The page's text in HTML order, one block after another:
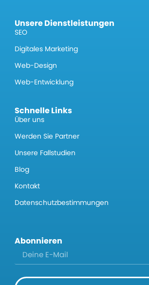
Unsere Dienstleistungen
SEO
Digitales Marketing
Web-Design
Web-Entwicklung
Schnelle Links
Über uns
Werden Sie Partner
Unsere Fallstudien
Blog
Kontakt
Datenschutzbestimmungen
Abonnieren